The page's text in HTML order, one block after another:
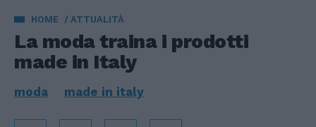
HOME ATTUALITÀ
La moda traina i prodotti
made in Italy
moda made in italy